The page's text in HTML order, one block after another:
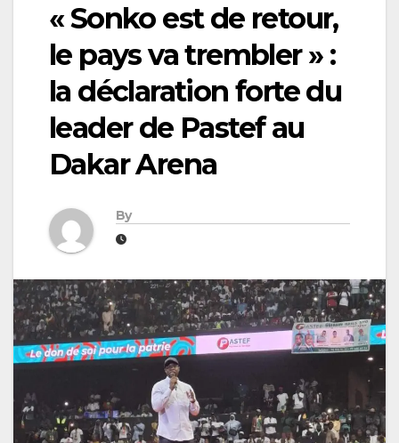
« Sonko est de retour,
le pays va trembler » :
la déclaration forte du
leader de Pastef au
Dakar Arena
By